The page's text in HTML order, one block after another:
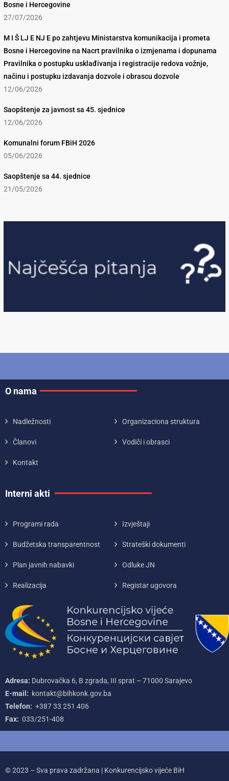
Bosne i Hercegovine
27/07/2026
M I Š LJ E NJ E po zahtjevu Ministarstva komunikacija i prometa
Bosne i Hercegovine na Nacrt pravilnika o izmjenama i dopunama
Pravilnika o postupku usklađivanja i registracije redova vožnje,
načinu i postupku izdavanja dozvole i obrascu dozvole
12/06/2026
Saopštenje za javnost sa 45. sjednice
12/06/2026
Komunalni forum FBiH 2026
05/06/2026
Saopštenje sa 44. sjednice
21/05/2026
O nama
Nadležnosti Organizaciona struktura
Članovi Vodiči i obrasci
Kontakt
Interni akti
Programi rada Izvještaji
Budžetska transparentnost Strateški dokumenti
Plan javnih nabavki Odluke JN
Realizacija Registar ugovora
Adresa: Dubrovačka 6, B zgrada, III sprat – 71000‌ Sarajevo
E-mail: kontakt@bihkonk.gov.ba
Telefon: +387‌ 33‌ 251‌ 406
Fax: 033/251-408
© 2023 – Sva prava zadržana | Konkurencijsko vijeće BiH